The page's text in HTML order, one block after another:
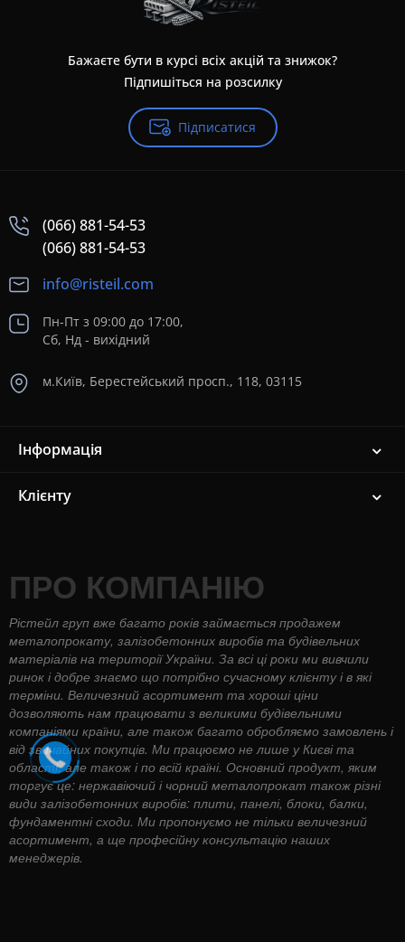
Бажаєте бути в курсі всіх акцій та знижок?
Підпишіться на розсилку
Підписатися
(066) 881-54-53
(066) 881-54-53
info@risteil.com
Пн-Пт з 09:00 до 17:00,
Сб, Нд - вихідний
м.Київ, Берестейський просп., 118, 03115
Інформація
Клієнту
ПРО КОМПАНІЮ
Рістейл груп вже багато років займається продажем
металопрокату, залізобетонних виробів та будівельних
матеріалів на території України. За всі ці роки ми вивчили
ринок і добре знаємо що потрібно сучасному клієнту і в які
терміни. Величезний асортимент та хороші ціни
дозволяють нам працювати з великими будівельними
компаніями країни, але також багато обробляємо замовлень і
від звичайних покупців. Ми працюємо не лише у Києві та
області, але також і по всій країні. Основний продукт, яким
торгує це: нержавіючий і чорний металопрокат також різні
види залізобетонних виробів: плити, панелі, блоки, балки,
фундаментні сходи. Ми пропонуємо не тільки величезний
асортимент, а ще професійну консультацію наших
менеджерів.